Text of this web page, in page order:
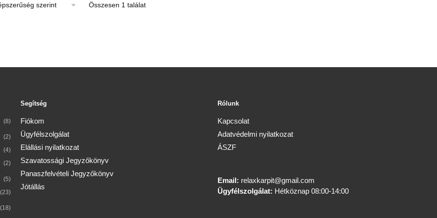
269
Összesen 1 találat
(8)
(2)
(4)
(2)
(5)
(23)
(18)
Segítség
Fiókom
Ügyfélszolgálat
Elállási nyilatkozat
Szavatossági Jegyzőkönyv
Panaszfelvételi Jegyzőkönyv
Jótállás
Rólunk
Kapcsolat
Adatvédelmi nyilatkozat
ÁSZF
Email: relaxkarpit@gmail.com
Ügyfélszolgálat: Hétköznap 08:00-14:00